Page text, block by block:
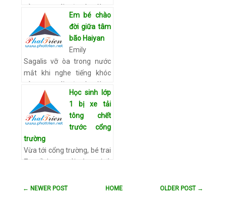
của con gái vừa lọt lòng
giữa cảnh hoang tàn ở
Tacloban. Con gái của
Sagalis vừa chào đời hô…
Em bé chào
đời giữa tâm
bão Haiyan
Emily
Sagalis vỡ òa trong nước
mắt khi nghe tiếng khóc
của con gái vừa lọt lòng
giữa cảnh hoang tàn ở
Tacloban. Con gái của
Sagalis chào đời hô…
Xem
Học sinh lớp
1 bị xe tải
tông chết
trước cổng
trường
Vừa tới cổng trường, bé trai
7 tuổi bị xe tải tông chết
nội. Đoạn đường bé trai bị
← NEWER POST OLDER POST →
HOME